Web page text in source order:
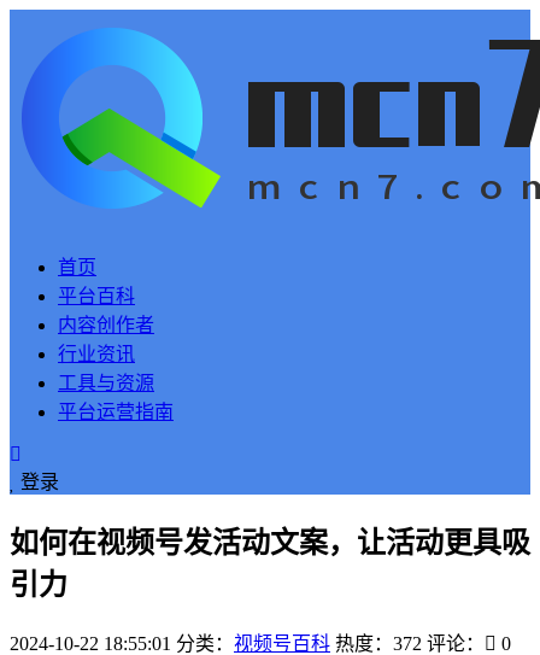
首页
平台百科
内容创作者
行业资讯
工具与资源
平台运营指南
登录
如何在视频号发活动文案，让活动更具吸
引力
2024-10-22 18:55:01 分类： 视频号百科 热度：372 评论： 0